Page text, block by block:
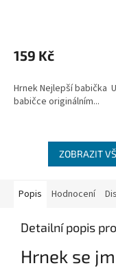
159 Kč
Hrnek Nejlepší babička
babičce originálním...
ZOBRAZIT
Popis Hodnocení
Detailní popis
Hrnek se